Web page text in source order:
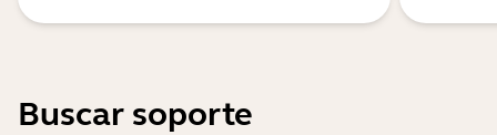
Buscar soporte